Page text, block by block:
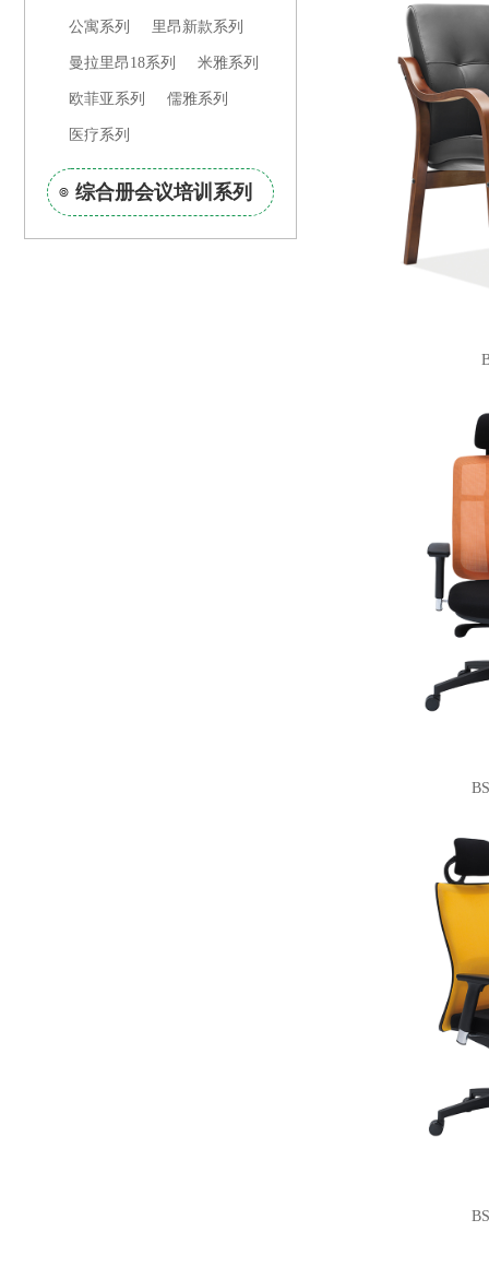
公寓系列 里昂新款系列
曼拉里昂18系列 米雅系列
欧菲亚系列 儒雅系列
医疗系列
综合册会议培训系列